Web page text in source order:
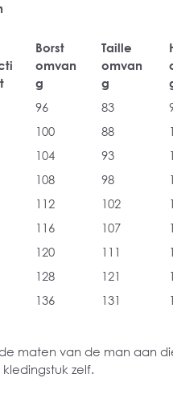
Borst
omvan
g
Taille
omvan
g
96 83
100 88
104 93
108 98
112 102
116 107
120 111
128 121
136 131
maten van de man aan
zelf.